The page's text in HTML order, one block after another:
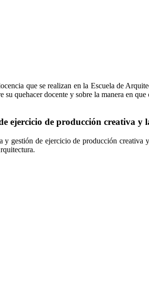
que se realizan en la Escuela de
su quehacer docente y sobre la manera en
ejercicio de producción creativa
y gestión de ejercicio de producción